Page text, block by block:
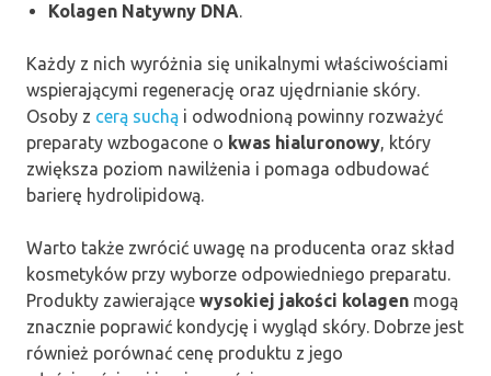
Kolagen Natywny DNA.
Każdy z nich wyróżnia się unikalnymi właściwościami
wspierającymi regenerację oraz ujędrnianie skóry.
Osoby z cerą suchą i odwodnioną powinny rozważyć
preparaty wzbogacone o kwas hialuronowy, który
zwiększa poziom nawilżenia i pomaga odbudować
barierę hydrolipidową.
Warto także zwrócić uwagę na producenta oraz skład
kosmetyków przy wyborze odpowiedniego preparatu.
Produkty zawierające wysokiej jakości kolagen mogą
znacznie poprawić kondycję i wygląd skóry. Dobrze jest
również porównać cenę produktu z jego